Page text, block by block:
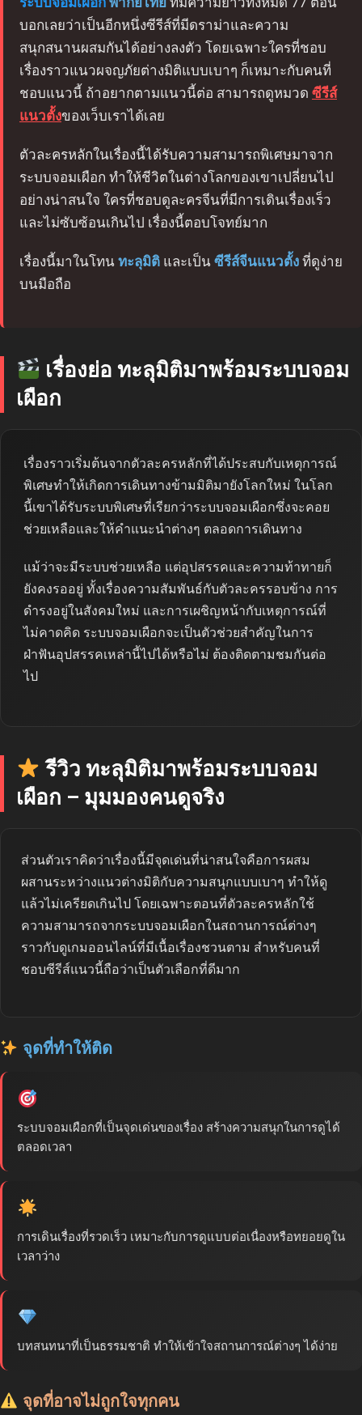
บอกเลยว่าเป็นอีกหนึ่งซีรีส์ที่มีดราม่าและความ
สนุกสนานผสมกันได้อย่างลงตัว โดยเฉพาะใครที่ชอบ
เรื่องราวแนวผจญภัยต่างมิติแบบเบาๆ ก็เหมาะกับคนที่
ชอบแนวนี้ ถ้าอยากตามแนวนี้ต่อ สามารถดูหมวด ซีรีส์
แนวตั้งของเว็บเราได้เลย
ตัวละครหลักในเรื่องนี้ได้รับความสามารถพิเศษมาจาก
ระบบจอมเผือก ทำให้ชีวิตในต่างโลกของเขาเปลี่ยนไป
อย่างน่าสนใจ ใครที่ชอบดูละครจีนที่มีการเดินเรื่องเร็ว
และไม่ซับซ้อนเกินไป เรื่องนี้ตอบโจทย์มาก
เรื่องนี้มาในโทน ทะลุมิติ และเป็น ซีรีส์จีนแนวตั้ง ที่ดูง่าย
บนมือถือ
เรื่องย่อ ทะลุมิติมาพร้อมระบบจอม
เผือก
เรื่องราวเริ่มต้นจากตัวละครหลักที่ได้ประสบกับเหตุการณ์
พิเศษทำให้เกิดการเดินทางข้ามมิติมายังโลกใหม่ ในโลก
นี้เขาได้รับระบบพิเศษที่เรียกว่าระบบจอมเผือกซึ่งจะคอย
ช่วยเหลือและให้คำแนะนำต่างๆ ตลอดการเดินทาง
แม้ว่าจะมีระบบช่วยเหลือ แต่อุปสรรคและความท้าทายก็
ยังคงรออยู่ ทั้งเรื่องความสัมพันธ์กับตัวละครรอบข้าง การ
ดำรงอยู่ในสังคมใหม่ และการเผชิญหน้ากับเหตุการณ์ที่
ไม่คาดคิด ระบบจอมเผือกจะเป็นตัวช่วยสำคัญในการ
ฝ่าฟันอุปสรรคเหล่านี้ไปได้หรือไม่ ต้องติดตามชมกันต่อ
ไป
รีวิว ทะลุมิติมาพร้อมระบบจอม
เผือก – มุมมองคนดูจริง
ส่วนตัวเราคิดว่าเรื่องนี้มีจุดเด่นที่น่าสนใจคือการผสม
ผสานระหว่างแนวต่างมิติกับความสนุกแบบเบาๆ ทำให้ดู
แล้วไม่เครียดเกินไป โดยเฉพาะตอนที่ตัวละครหลักใช้
ความสามารถจากระบบจอมเผือกในสถานการณ์ต่างๆ
ราวกับดูเกมออนไลน์ที่มีเนื้อเรื่องชวนตาม สำหรับคนที่
ชอบซีรีส์แนวนี้ถือว่าเป็นตัวเลือกที่ดีมาก
จุดที่ทำให้ติด
ระบบจอมเผือกที่เป็นจุดเด่นของเรื่อง สร้างความสนุกในการดูได้
ตลอดเวลา
การเดินเรื่องที่รวดเร็ว เหมาะกับการดูแบบต่อเนื่องหรือทยอยดูใน
เวลาว่าง
บทสนทนาที่เป็นธรรมชาติ ทำให้เข้าใจสถานการณ์ต่างๆ ได้ง่าย
จุดที่อาจไม่ถูกใจทุกคน